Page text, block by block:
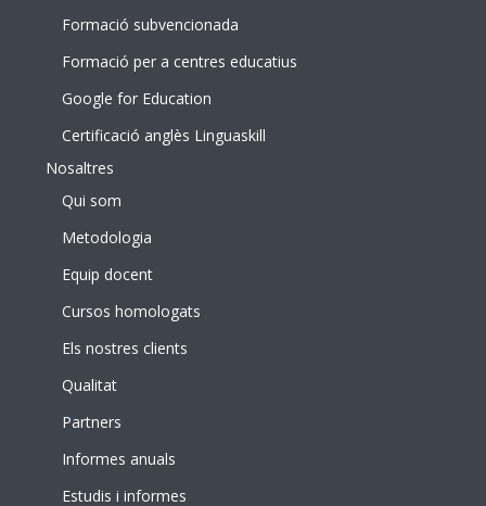
Formació subvencionada
Formació per a centres educatius
Google for Education
Certificació anglès Linguaskill
Nosaltres
Qui som
Metodologia
Equip docent
Cursos homologats
Els nostres clients
Qualitat
Partners
Informes anuals
Estudis i informes